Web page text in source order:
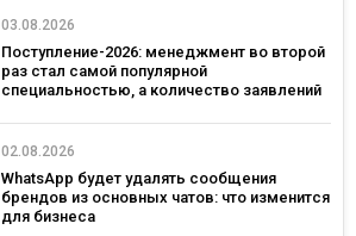
03.08.2026
Поступление-2026: менеджмент во второй
раз стал самой популярной
специальностью, а количество заявлений
02.08.2026
WhatsApp будет удалять сообщения
брендов из основных чатов: что изменится
для бизнеса